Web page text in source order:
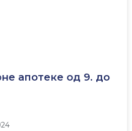
апотеке од 9. до